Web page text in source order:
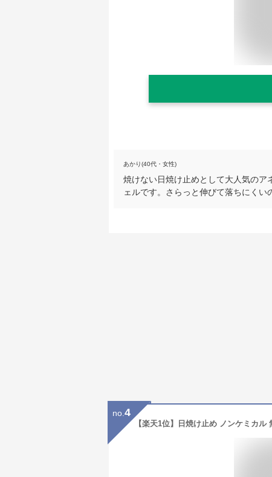
あかり(40代・女性)
焼けない日焼け止めとして大人気のア
ェルです。さらっと伸びて落ちにくい
no. 4